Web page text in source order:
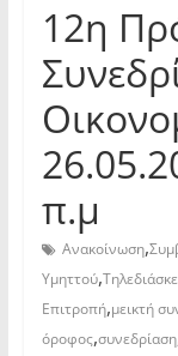
12η
π.μ
Ανακοίνωση,
Υμηττού,
Επιτροπή,μεικτή
όροφος,συνεδρίαση